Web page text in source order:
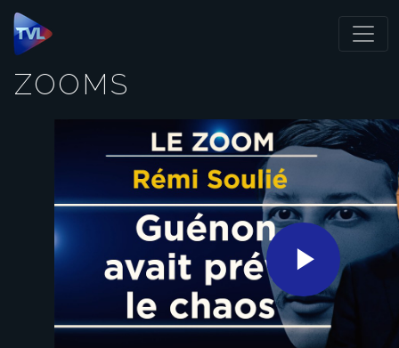
Panneau de gestion des cookies
ZOOMS
Play